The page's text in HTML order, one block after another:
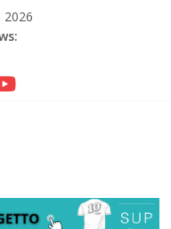
2026
Reggio Calabria
di Gallico torna la festa
con la giornata della
per lo IOR